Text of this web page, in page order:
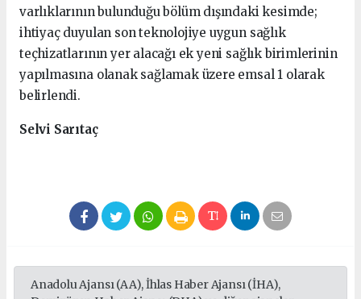
varlıklarının bulunduğu bölüm dışındaki kesimde;
ihtiyaç duyulan son teknolojiye uygun sağlık
teçhizatlarının yer alacağı ek yeni sağlık birimlerinin
yapılmasına olanak sağlamak üzere emsal 1 olarak
belirlendi.
Selvi Sarıtaç
Anadolu Ajansı (AA), İhlas Haber Ajansı (İHA),